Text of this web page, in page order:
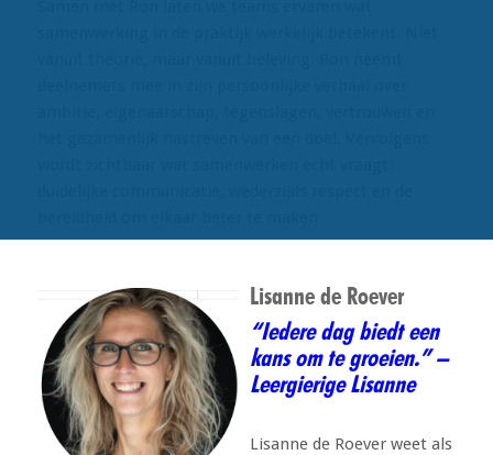
Lisanne de Roever
“Iedere dag biedt een
kans om te groeien.” –
Leergierige Lisanne
Lisanne de Roever weet als